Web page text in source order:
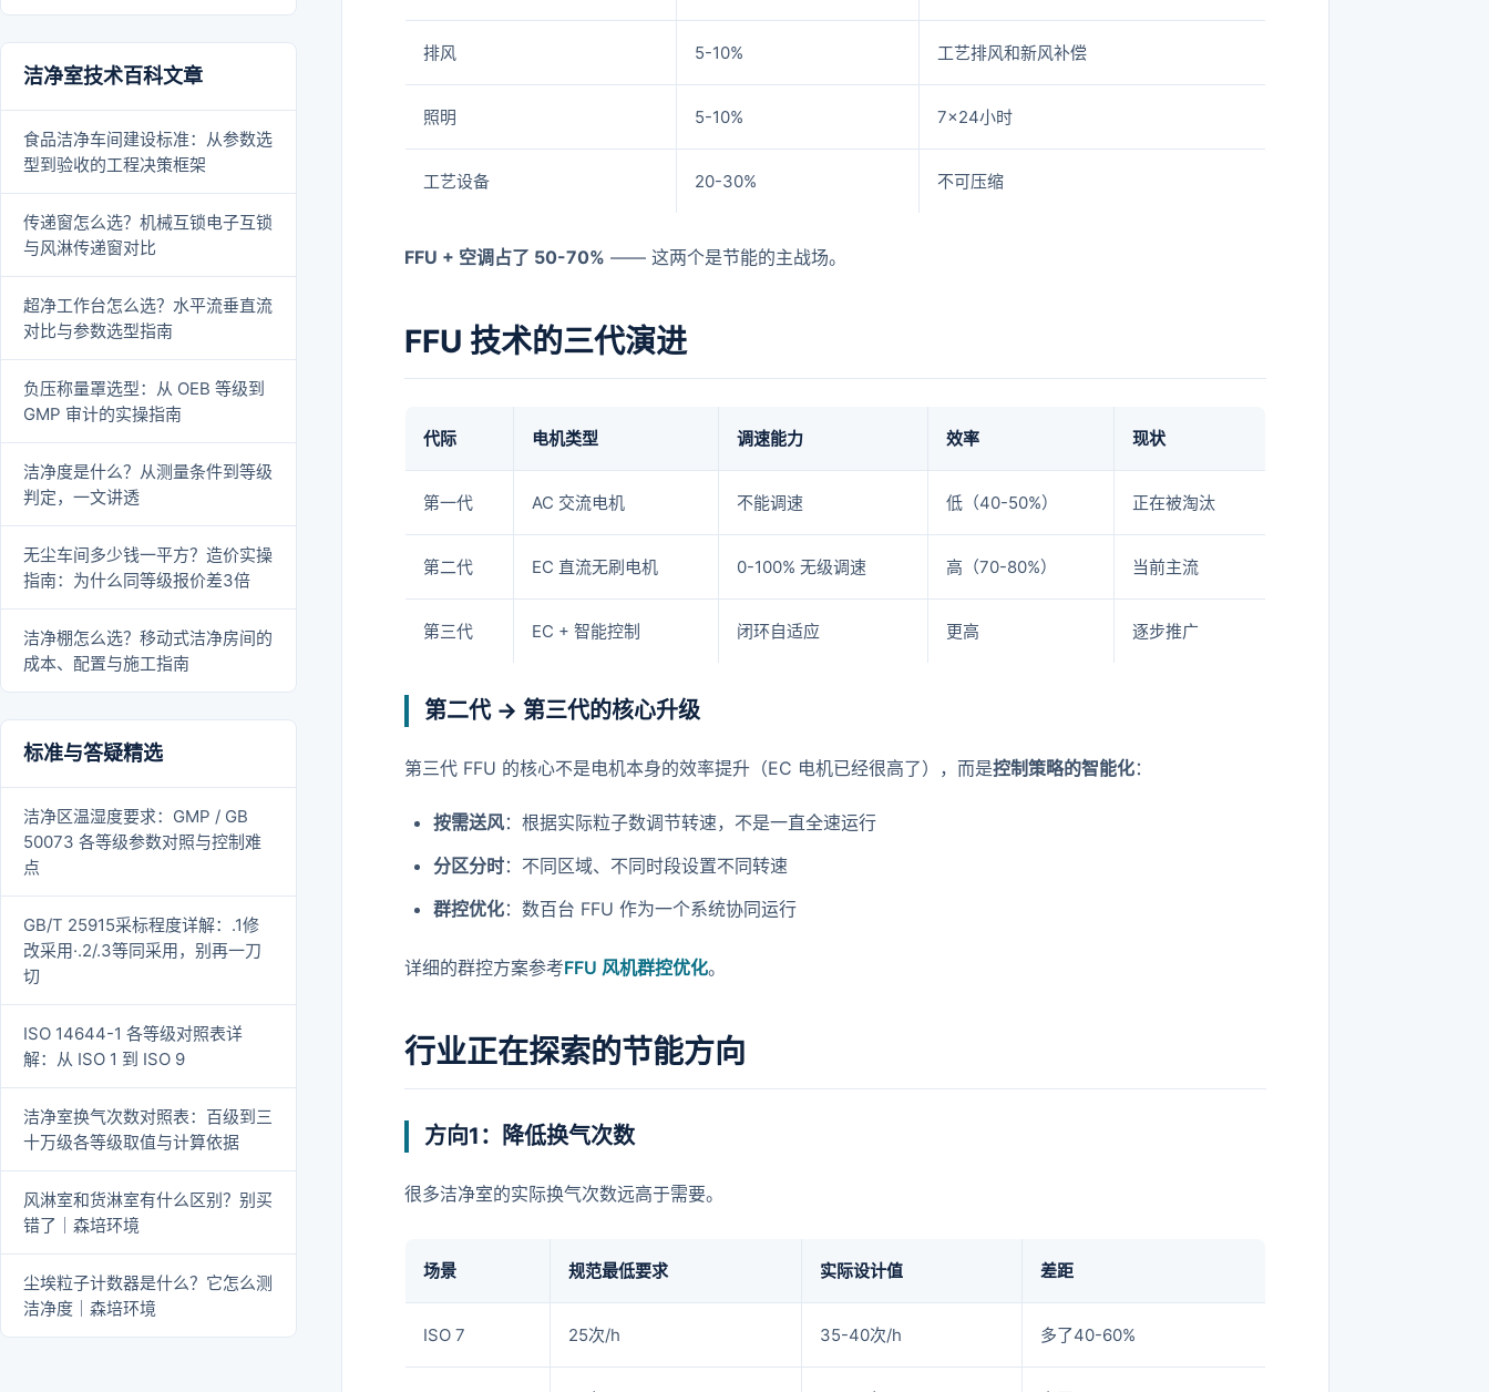
洁净室技术百科文章
食品洁净车间建设标准：从参数选
型到验收的工程决策框架
传递窗怎么选？机械互锁电子互锁
与风淋传递窗对比
超净工作台怎么选？水平流垂直流
对比与参数选型指南
负压称量罩选型：从 OEB 等级到
GMP 审计的实操指南
洁净度是什么？从测量条件到等级
判定，一文讲透
无尘车间多少钱一平方？造价实操
指南：为什么同等级报价差3倍
洁净棚怎么选？移动式洁净房间的
成本、配置与施工指南
标准与答疑精选
洁净区温湿度要求：GMP / GB
50073 各等级参数对照与控制难
点
GB/T 25915采标程度详解：.1修
改采用·.2/.3等同采用，别再一刀
切
ISO 14644-1 各等级对照表详
解：从 ISO 1 到 ISO 9
洁净室换气次数对照表：百级到三
十万级各等级取值与计算依据
风淋室和货淋室有什么区别？别买
错了｜森培环境
尘埃粒子计数器是什么？它怎么测
洁净度｜森培环境
排风 5-10% 工艺排风和新风补偿
照明 5-10% 7×24小时
工艺设备 20-30% 不可压缩
FFU + 空调占了 50-70% —— 这两个是节能的主战场。
FFU 技术的三代演进
代际 电机类型 调速能力 效率 现状
第一代 AC 交流电机 不能调速 低（40-50%） 正在被淘汰
第二代 EC 直流无刷电机 0-100% 无级调速 高（70-80%） 当前主流
第三代 EC + 智能控制 闭环自适应 更高 逐步推广
第二代 → 第三代的核心升级
第三代 FFU 的核心不是电机本身的效率提升（EC 电机已经很高了），而是控制策略的智能化：
按需送风：根据实际粒子数调节转速，不是一直全速运行
分区分时：不同区域、不同时段设置不同转速
群控优化：数百台 FFU 作为一个系统协同运行
详细的群控方案参考FFU 风机群控优化。
行业正在探索的节能方向
方向1：降低换气次数
很多洁净室的实际换气次数远高于需要。
场景 规范最低要求 实际设计值 差距
ISO 7 25次/h 35-40次/h 多了40-60%